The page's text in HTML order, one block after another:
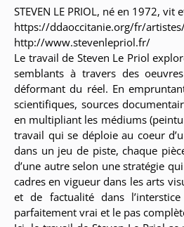
STEVEN LE PRIOL, né en 1972, vit
https://ddaoccitanie.org/fr/
http://www.stevenlepriol.fr/
Le travail de Steven Le Priol
semblants à travers des
déformant du réel. En
scientifiques, sources
en multipliant les médiums
travail qui se déploie au coeur
dans un jeu de piste, chaque
d’une autre selon une stratégie
cadres en vigueur dans les arts
et de factualité dans
parfaitement vrai et le pas